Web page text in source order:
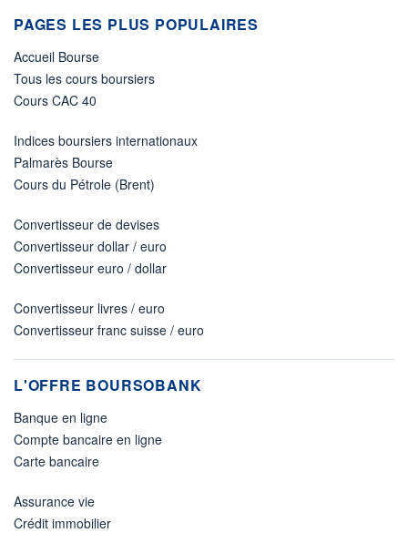
PAGES LES PLUS POPULAIRES
Accueil Bourse
Tous les cours boursiers
Cours CAC 40
Indices boursiers internationaux
Palmarès Bourse
Cours du Pétrole (Brent)
Convertisseur de devises
Convertisseur dollar / euro
Convertisseur euro / dollar
Convertisseur livres / euro
Convertisseur franc suisse / euro
L'OFFRE BOURSOBANK
Banque en ligne
Compte bancaire en ligne
Carte bancaire
Assurance vie
Crédit immobilier